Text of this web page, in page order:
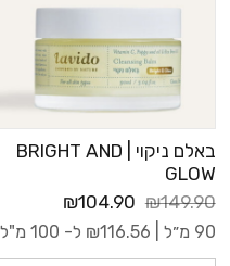
באלם ניקוי | BRIGHT AND
GLOW
₪149.90
₪104.90
90 מ״ל | ₪116.56 ל- 100 מ"ל